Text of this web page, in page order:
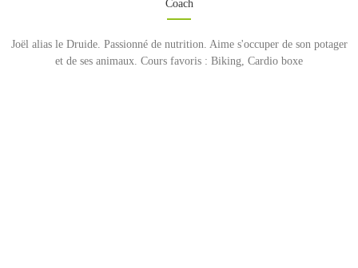
Coach
Joël alias le Druide. Passionné de nutrition. Aime s'occuper de son potager
et de ses animaux. Cours favoris : Biking, Cardio boxe